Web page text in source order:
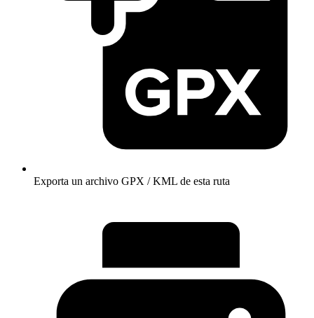
Exporta un archivo GPX / KML de esta ruta